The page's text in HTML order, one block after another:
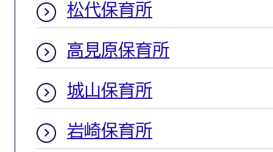
松代保育所
高見原保育所
城山保育所
岩崎保育所